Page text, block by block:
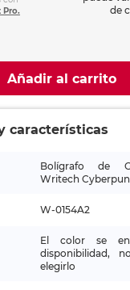
Pro.
de
Añadir al carrito
características
Bolígrafo de
Writech
W-0154A2
El color se
disponibilidad,
elegirlo